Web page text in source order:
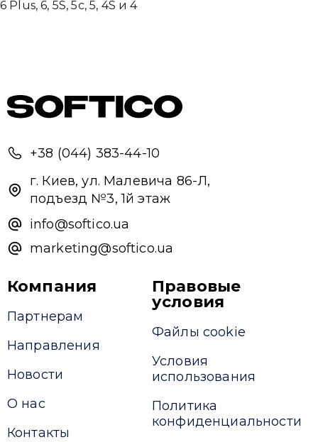
6 Plus, 6, 5S, 5c, 5, 4S и 4
+38 (044) 383-44-10
г. Киев, ул. Малевича 86-Л,
подъезд №3, 1й этаж
info@softico.ua
marketing@softico.ua
Компания
Партнерам
Направления
Новости
О нас
Контакты
Правовые
условия
Файлы cookie
Условия
использования
Политика
конфиденциальности
Надіслати повідомлення